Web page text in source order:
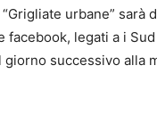
urbane” sarà
facebook, legati a i
successivo alla